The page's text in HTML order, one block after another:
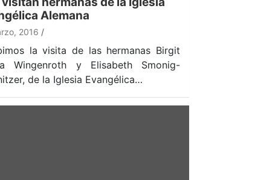
Alemana
2016
la visita de las hermanas Birgit
Wingenroth y Elisabeth Smonig-
de la Iglesia Evangélica…